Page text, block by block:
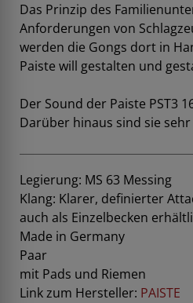
Das Prinzip des
Anforderungen von
werden die Gongs dort in
Paiste will gestalten und
Der Sound der Paiste PST3
Darüber hinaus sind sie
Legierung: MS 63 Messing
Klang: Klarer, definierter
auch als Einzelbecken
Made in Germany
Paar
mit Pads und Riemen
Link zum Hersteller: PAISTE